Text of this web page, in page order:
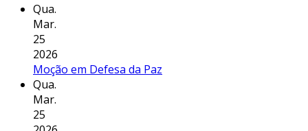
Qua.
Mar.
25
2026
Moção em Defesa da Paz
Qua.
Mar.
25